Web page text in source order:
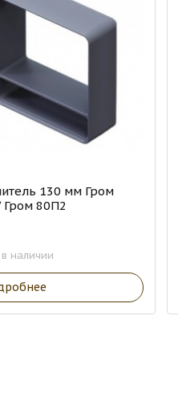
130 мм Гром
80П2
наличии